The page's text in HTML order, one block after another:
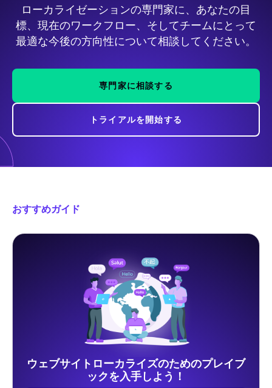
ローカライゼーションの専門家に、あなたの目
標、現在のワークフロー、そしてチームにとって
最適な今後の方向性について相談してください。
専門家に相談する
トライアルを開始する
おすすめガイド
ウェブサイトローカライズのためのプレイブ
ックを入手しよう！